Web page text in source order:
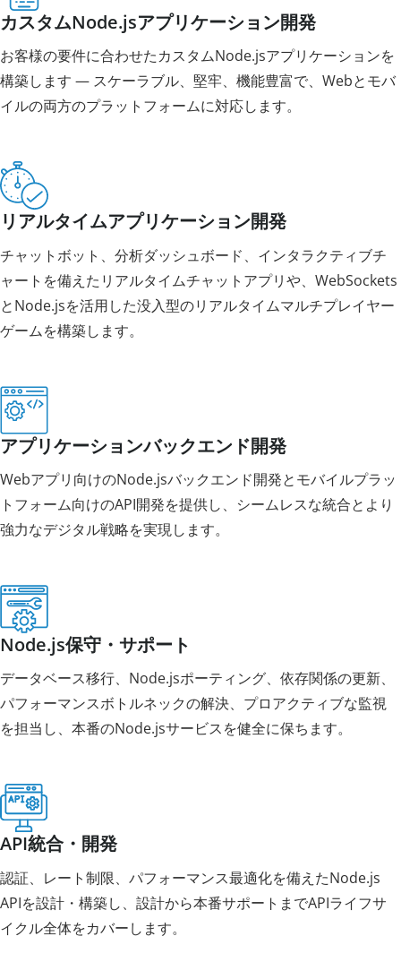
カスタムNode.jsアプリケーション開発
お客様の要件に合わせたカスタムNode.jsアプリケーションを
構築します — スケーラブル、堅牢、機能豊富で、Webとモバ
イルの両方のプラットフォームに対応します。
リアルタイムアプリケーション開発
チャットボット、分析ダッシュボード、インタラクティブチ
ャートを備えたリアルタイムチャットアプリや、WebSockets
とNode.jsを活用した没入型のリアルタイムマルチプレイヤー
ゲームを構築します。
アプリケーションバックエンド開発
Webアプリ向けのNode.jsバックエンド開発とモバイルプラッ
トフォーム向けのAPI開発を提供し、シームレスな統合とより
強力なデジタル戦略を実現します。
Node.js保守・サポート
データベース移行、Node.jsポーティング、依存関係の更新、
パフォーマンスボトルネックの解決、プロアクティブな監視
を担当し、本番のNode.jsサービスを健全に保ちます。
API統合・開発
認証、レート制限、パフォーマンス最適化を備えたNode.js
APIを設計・構築し、設計から本番サポートまでAPIライフサ
イクル全体をカバーします。